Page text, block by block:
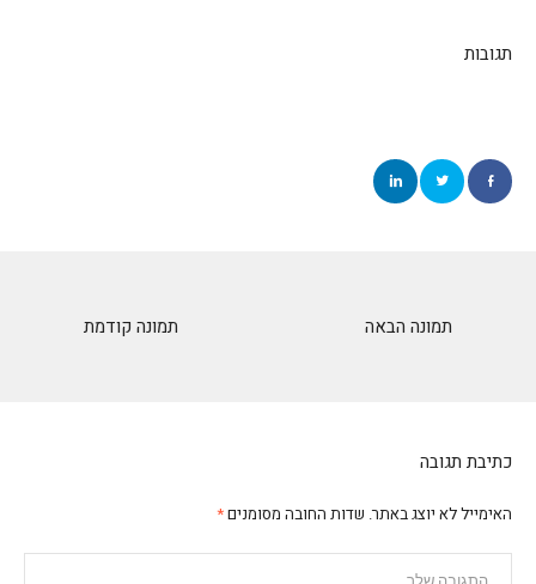
תגובות
תמונה קודמת תמונה הבאה
כתיבת תגובה
האימייל לא יוצג באתר. שדות החובה מסומנים*